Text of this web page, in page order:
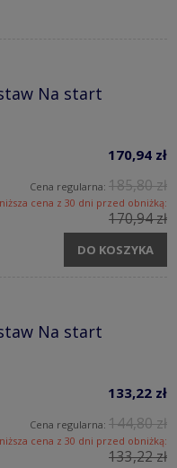
Na start
170,94 zł
Cena regularna: 185,80 zł
cena z 30 dni przed obniżką:
170,94 zł
DO KOSZYKA
Na start
133,22 zł
Cena regularna: 144,80 zł
cena z 30 dni przed obniżką:
133,22 zł